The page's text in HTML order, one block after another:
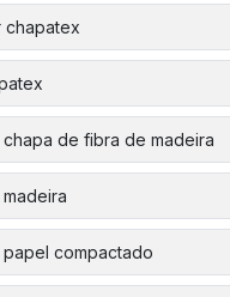
chapatex
de fibra de madeira
compactado